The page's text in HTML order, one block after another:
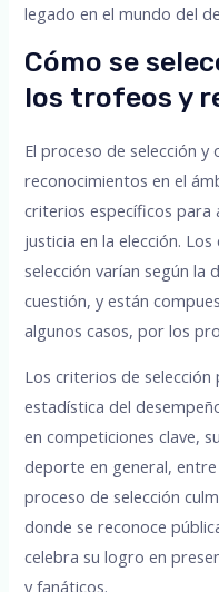
legado en el mundo del
Cómo se
los trofeos y
El proceso de selección
reconocimientos en el
criterios específicos para
justicia en la elección.
selección varían según la
cuestión, y están
algunos casos, por los
Los criterios de selección
estadística del
en competiciones clave,
deporte en general,
proceso de selección
donde se reconoce
celebra su logro en
y fanáticos.